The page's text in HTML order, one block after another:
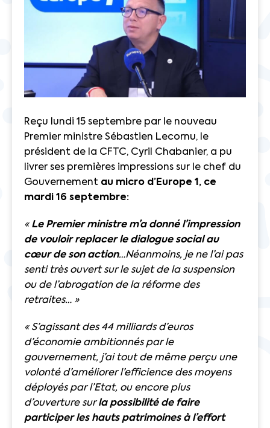
Reçu lundi 15 septembre par le nouveau
Premier ministre Sébastien Lecornu, le
président de la CFTC, Cyril Chabanier, a pu
livrer ses premières impressions sur le chef du
Gouvernement au micro d’Europe 1, ce
mardi 16 septembre:
« Le Premier ministre m’a donné l’impression
de vouloir replacer le dialogue social au
cœur de son action…Néanmoins, je ne l’ai pas
senti très ouvert sur le sujet de la suspension
ou de l’abrogation de la réforme des
retraites… »
« S’agissant des 44 milliards d’euros
d’économie ambitionnés par le
gouvernement, j’ai tout de même perçu une
volonté d’améliorer l’efficience des moyens
déployés par l’Etat, ou encore plus
d’ouverture surla possibilité de faire
participer les hauts patrimoines à l’effort